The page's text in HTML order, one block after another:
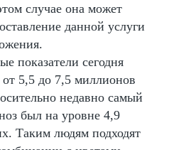
случае она может
данной услуги
показатели сегодня
5,5 до 7,5 миллионов
недавно самый
был на уровне 4,9
Таким людям подходят